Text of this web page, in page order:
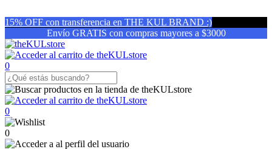
15% OFF con transferencia en THE KUL BRAND :)
Envío GRATIS con compras mayores a $3000
0
0
0